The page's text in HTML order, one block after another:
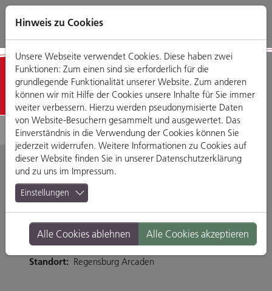
Direkt
zum
Zum
Hauptmenü
Zum
Footermenü
Zur
Website-
Detailansicht
Dunkin' Donuts
Friedenstraße 23, 93053 Regensburg
https://www.dunkin-donuts.de/
Branche: Cafés
Standort: Regensburg Arcaden
Hinweis zu Cookies
Unsere Webseite verwendet Cookies. Diese haben zwei
Funktionen: Zum einen sind sie erforderlich für die
grundlegende Funktionalität unserer Website. Zum anderen
können wir mit Hilfe der Cookies unsere Inhalte für Sie immer
weiter verbessern. Hierzu werden pseudonymisierte Daten
von Website-Besuchern gesammelt und ausgewertet. Das
Einverständnis in die Verwendung der Cookies können Sie
jederzeit widerrufen. Weitere Informationen zu Cookies auf
dieser Website finden Sie in unserer Datenschutzerklärung
und zu uns im Impressum.
Einstellungen
Alle Cookies ablehnen Alle Cookies akzeptieren